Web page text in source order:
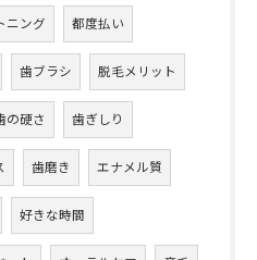
ニング 都度払い
歯ブラシ 脱毛メリット
の硬さ 歯ぎしり
歯磨き エナメル質
好きな時間